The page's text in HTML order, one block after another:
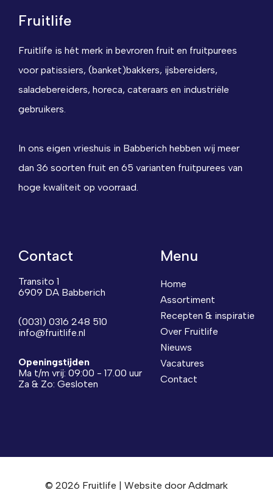
Fruitlife
Fruitlife is hét merk in bevroren fruit en fruitpurees
voor patissiers, (banket)bakkers, ijsbereiders,
saladebereiders, horeca, cateraars en industriële
gebruikers.
In ons eigen vrieshuis in Babberich hebben wij meer
dan 36 soorten fruit en 65 varianten fruitpurees van
hoge kwaliteit op voorraad.
Contact
Transito 1
6909 DA Babberich
(0031) 0316 248 510
info@fruitlife.nl
Openingstijden
Ma t/m vrij: 09:00 - 17.00 uur
Za & Zo: Gesloten
Menu
Home
Assortiment
Recepten & inspiratie
Over Fruitlife
Nieuws
Vacatures
Contact
© 2026 Fruitlife | Website door Addmark